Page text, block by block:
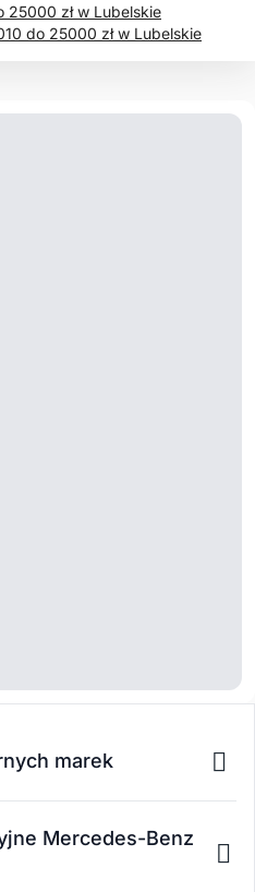
25000 zł w Lubelskie
do 25000 zł w Lubelskie
marek
Mercedes-Benz